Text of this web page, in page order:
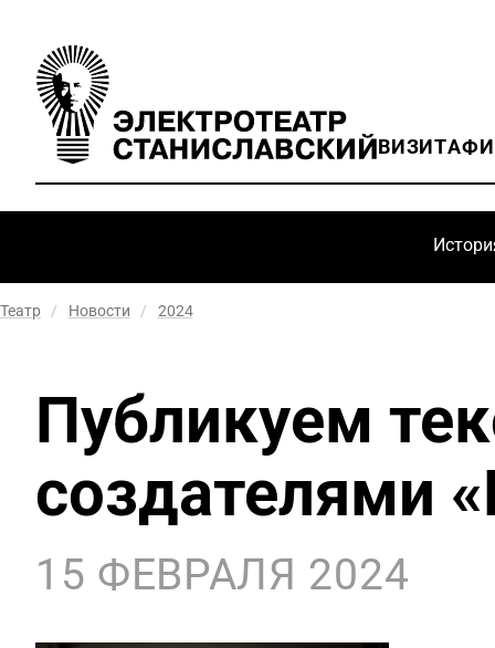
ВИЗИТ
Театр / Новости / 2024
Публикуем
создателями
15 ФЕВРАЛЯ 2024